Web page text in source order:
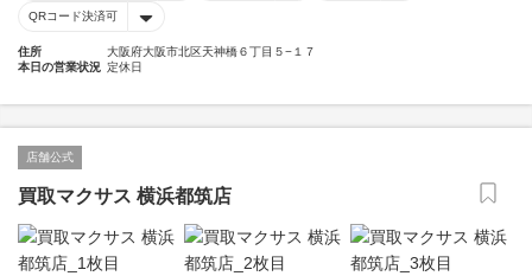
QRコード決済可
住所
大阪府大阪市北区天神橋６丁目５−１７
本日の営業状況 定休日
店舗公式
買取マクサス 横浜都筑店